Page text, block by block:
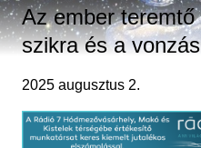
Az ember
szikra és a
2025 augusztus 2.